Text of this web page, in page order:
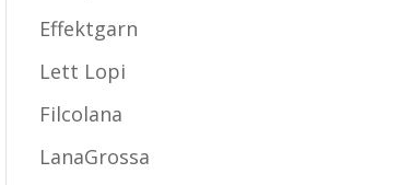
Effektgarn
Lett Lopi
Filcolana
LanaGrossa